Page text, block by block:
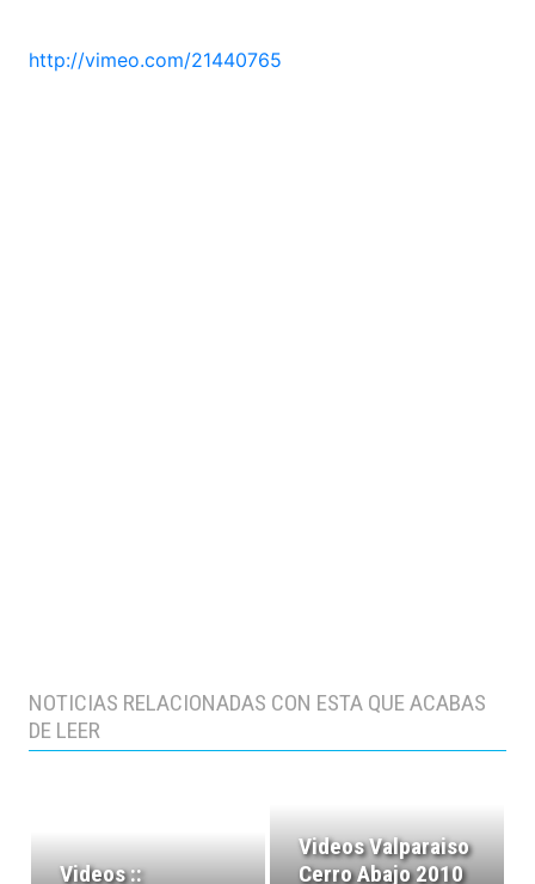
http://vimeo.com/21440765
NOTICIAS RELACIONADAS CON ESTA QUE ACABAS
DE LEER
Videos ::
Videos Valparaiso
Cerro Abajo 2010